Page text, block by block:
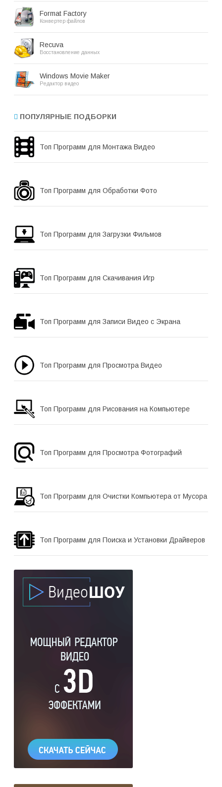
Format Factory
Конвертер файлов
Recuva
Восстановление данных
Windows Movie Maker
Редактор видео
ПОПУЛЯРНЫЕ ПОДБОРКИ
Топ Программ для Монтажа Видео
Топ Программ для Обработки Фото
Топ Программ для Загрузки Фильмов
Топ Программ для Скачивания Игр
Топ Программ для Записи Видео с Экрана
Топ Программ для Просмотра Видео
Топ Программ для Рисования на Компьютере
Топ Программ для Просмотра Фотографий
Топ Программ для Очистки Компьютера от Мусора
Топ Программ для Поиска и Установки Драйверов